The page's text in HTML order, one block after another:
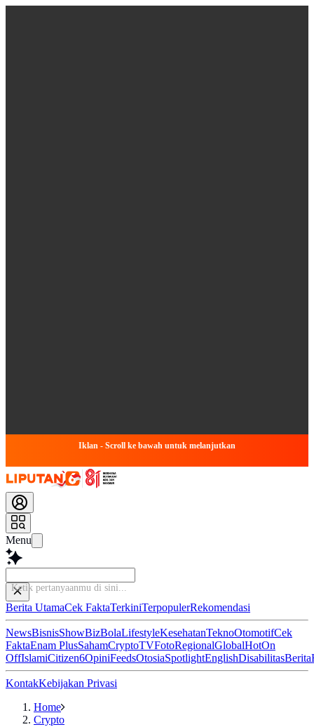
Iklan - Scroll ke bawah untuk melanjutkan
Menu
Tany
Berita UtamaCek FaktaTerkiniTerpopulerRekomendasi
NewsBisnisShowBizBolaLifestyleKesehatanTeknoOtomotifCek
FaktaEnam PlusSahamCryptoTVFotoRegionalGlobalHotOn
OffIslamiCitizen6OpiniFeedsOtosiaSpotlightEnglishDisabilitasBerita
KontakKebijakan Privasi
Home
Crypto